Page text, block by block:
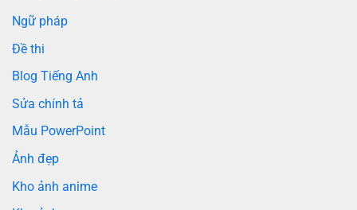
Ngữ pháp
Đề thi
Blog Tiếng Anh
Sửa chính tả
Mẫu PowerPoint
Ảnh đẹp
Kho ảnh anime